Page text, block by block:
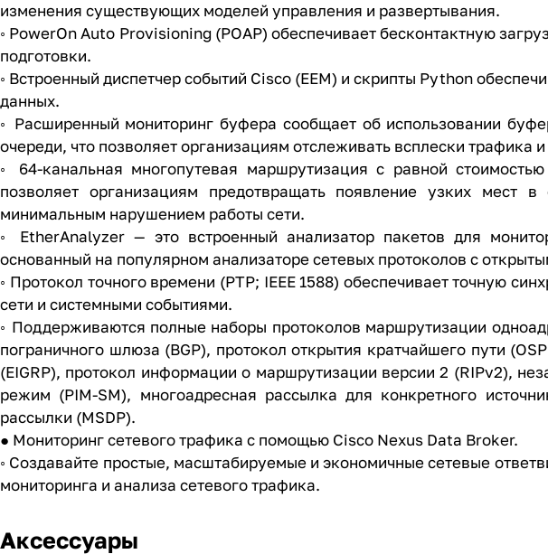
изменения существующих моделей управления и развертывания.
◦ PowerOn Auto Provisioning (POAP) обеспечивает бесконтактную
подготовки.
◦ Встроенный диспетчер событий Cisco (EEM) и скрипты Python
данных.
◦ Расширенный мониторинг буфера сообщает об использовании
очереди, что позволяет организациям отслеживать всплески
◦ 64-канальная многопутевая маршрутизация с равной
позволяет организациям предотвращать появление узких мест
минимальным нарушением работы сети.
◦ EtherAnalyzer — это встроенный анализатор пакетов для
основанный на популярном анализаторе сетевых протоколов с
◦ Протокол точного времени (PTP; IEEE 1588) обеспечивает точную
сети и системными событиями.
◦ Поддерживаются полные наборы протоколов маршрутизации
пограничного шлюза (BGP), протокол открытия кратчайшего пути
(EIGRP), протокол информации о маршрутизации версии 2 (RIPv2),
режим (PIM-SM), многоадресная рассылка для конкретного
рассылки (MSDP).
● Мониторинг сетевого трафика с помощью Cisco Nexus Data Broker.
◦ Создавайте простые, масштабируемые и экономичные сетевые
мониторинга и анализа сетевого трафика.
Аксессуары